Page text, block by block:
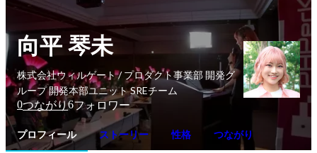
向平 琴未
株式会社ウィルゲート / プロダクト事業部 開発グ
ループ 開発本部ユニット SREチーム
0つながり6フォロワー
プロフィール ストーリー 性格 つながり